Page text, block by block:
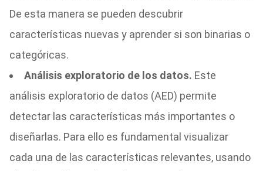
De esta manera se pueden descubrir
características nuevas y aprender si son binarias o
categóricas.
Análisis exploratorio de los datos. Este
análisis exploratorio de datos (AED) permite
detectar las características más importantes o
diseñarlas. Para ello es fundamental visualizar
cada una de las características relevantes, usando